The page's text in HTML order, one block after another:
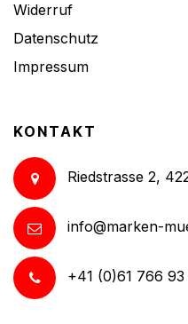
Widerruf
Datenschutz
Impressum
KONTAKT
Riedstrasse 2,
info@marken-
+41 (0)61 766 93